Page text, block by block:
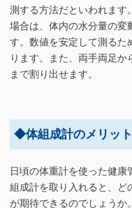
測する方法だといわれます
場合は、体内の水分量の変
す。数値を安定して測るた
ります。また、両手両足
まで割り出せます。
◆体組成計のメリット
日頃の体重計を使った健康
組成計を取り入れると、ど
が期待できるのでしょうか